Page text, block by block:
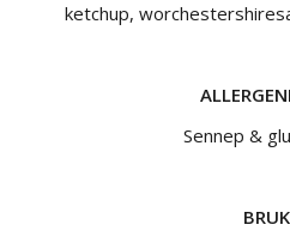
ketchup,
Sennep &